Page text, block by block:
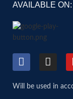
AVAILABLE ON:
Will be used in